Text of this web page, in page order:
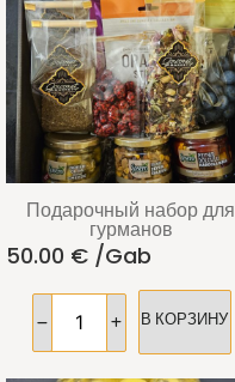
Подарочный набор для
гурманов
50.00 € /gab
В КОРЗИНУ